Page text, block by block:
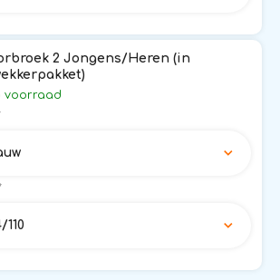
2 Jongens/Heren (in
voorraad
110